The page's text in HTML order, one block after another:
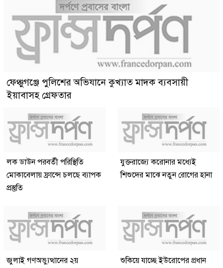
ফেঞ্চুগঞ্জে পুলিশের অভিযানে কুখ্যাত মাদক ব্যবসায়ী
ইয়াবাসহ গ্রেফতার
লক ডাউন পরবর্তী পরিস্থিতি
মোকাবেলায় ফ্রান্সে চলছে ব্যাপক
প্রস্তুতি
যুক্তরাজ্যে করোনার মধ্যেই
শিশুদের মাঝে নতুন রোগের হানা
জুলাই গণঅভ্যুত্থানের ২য়
শুকিয়ে যাচ্ছে ইউরোপের প্রধান